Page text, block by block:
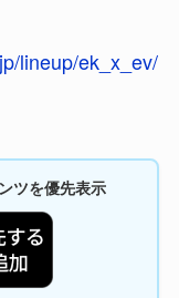
lineup/ek_x_ev/
ツを優先表示